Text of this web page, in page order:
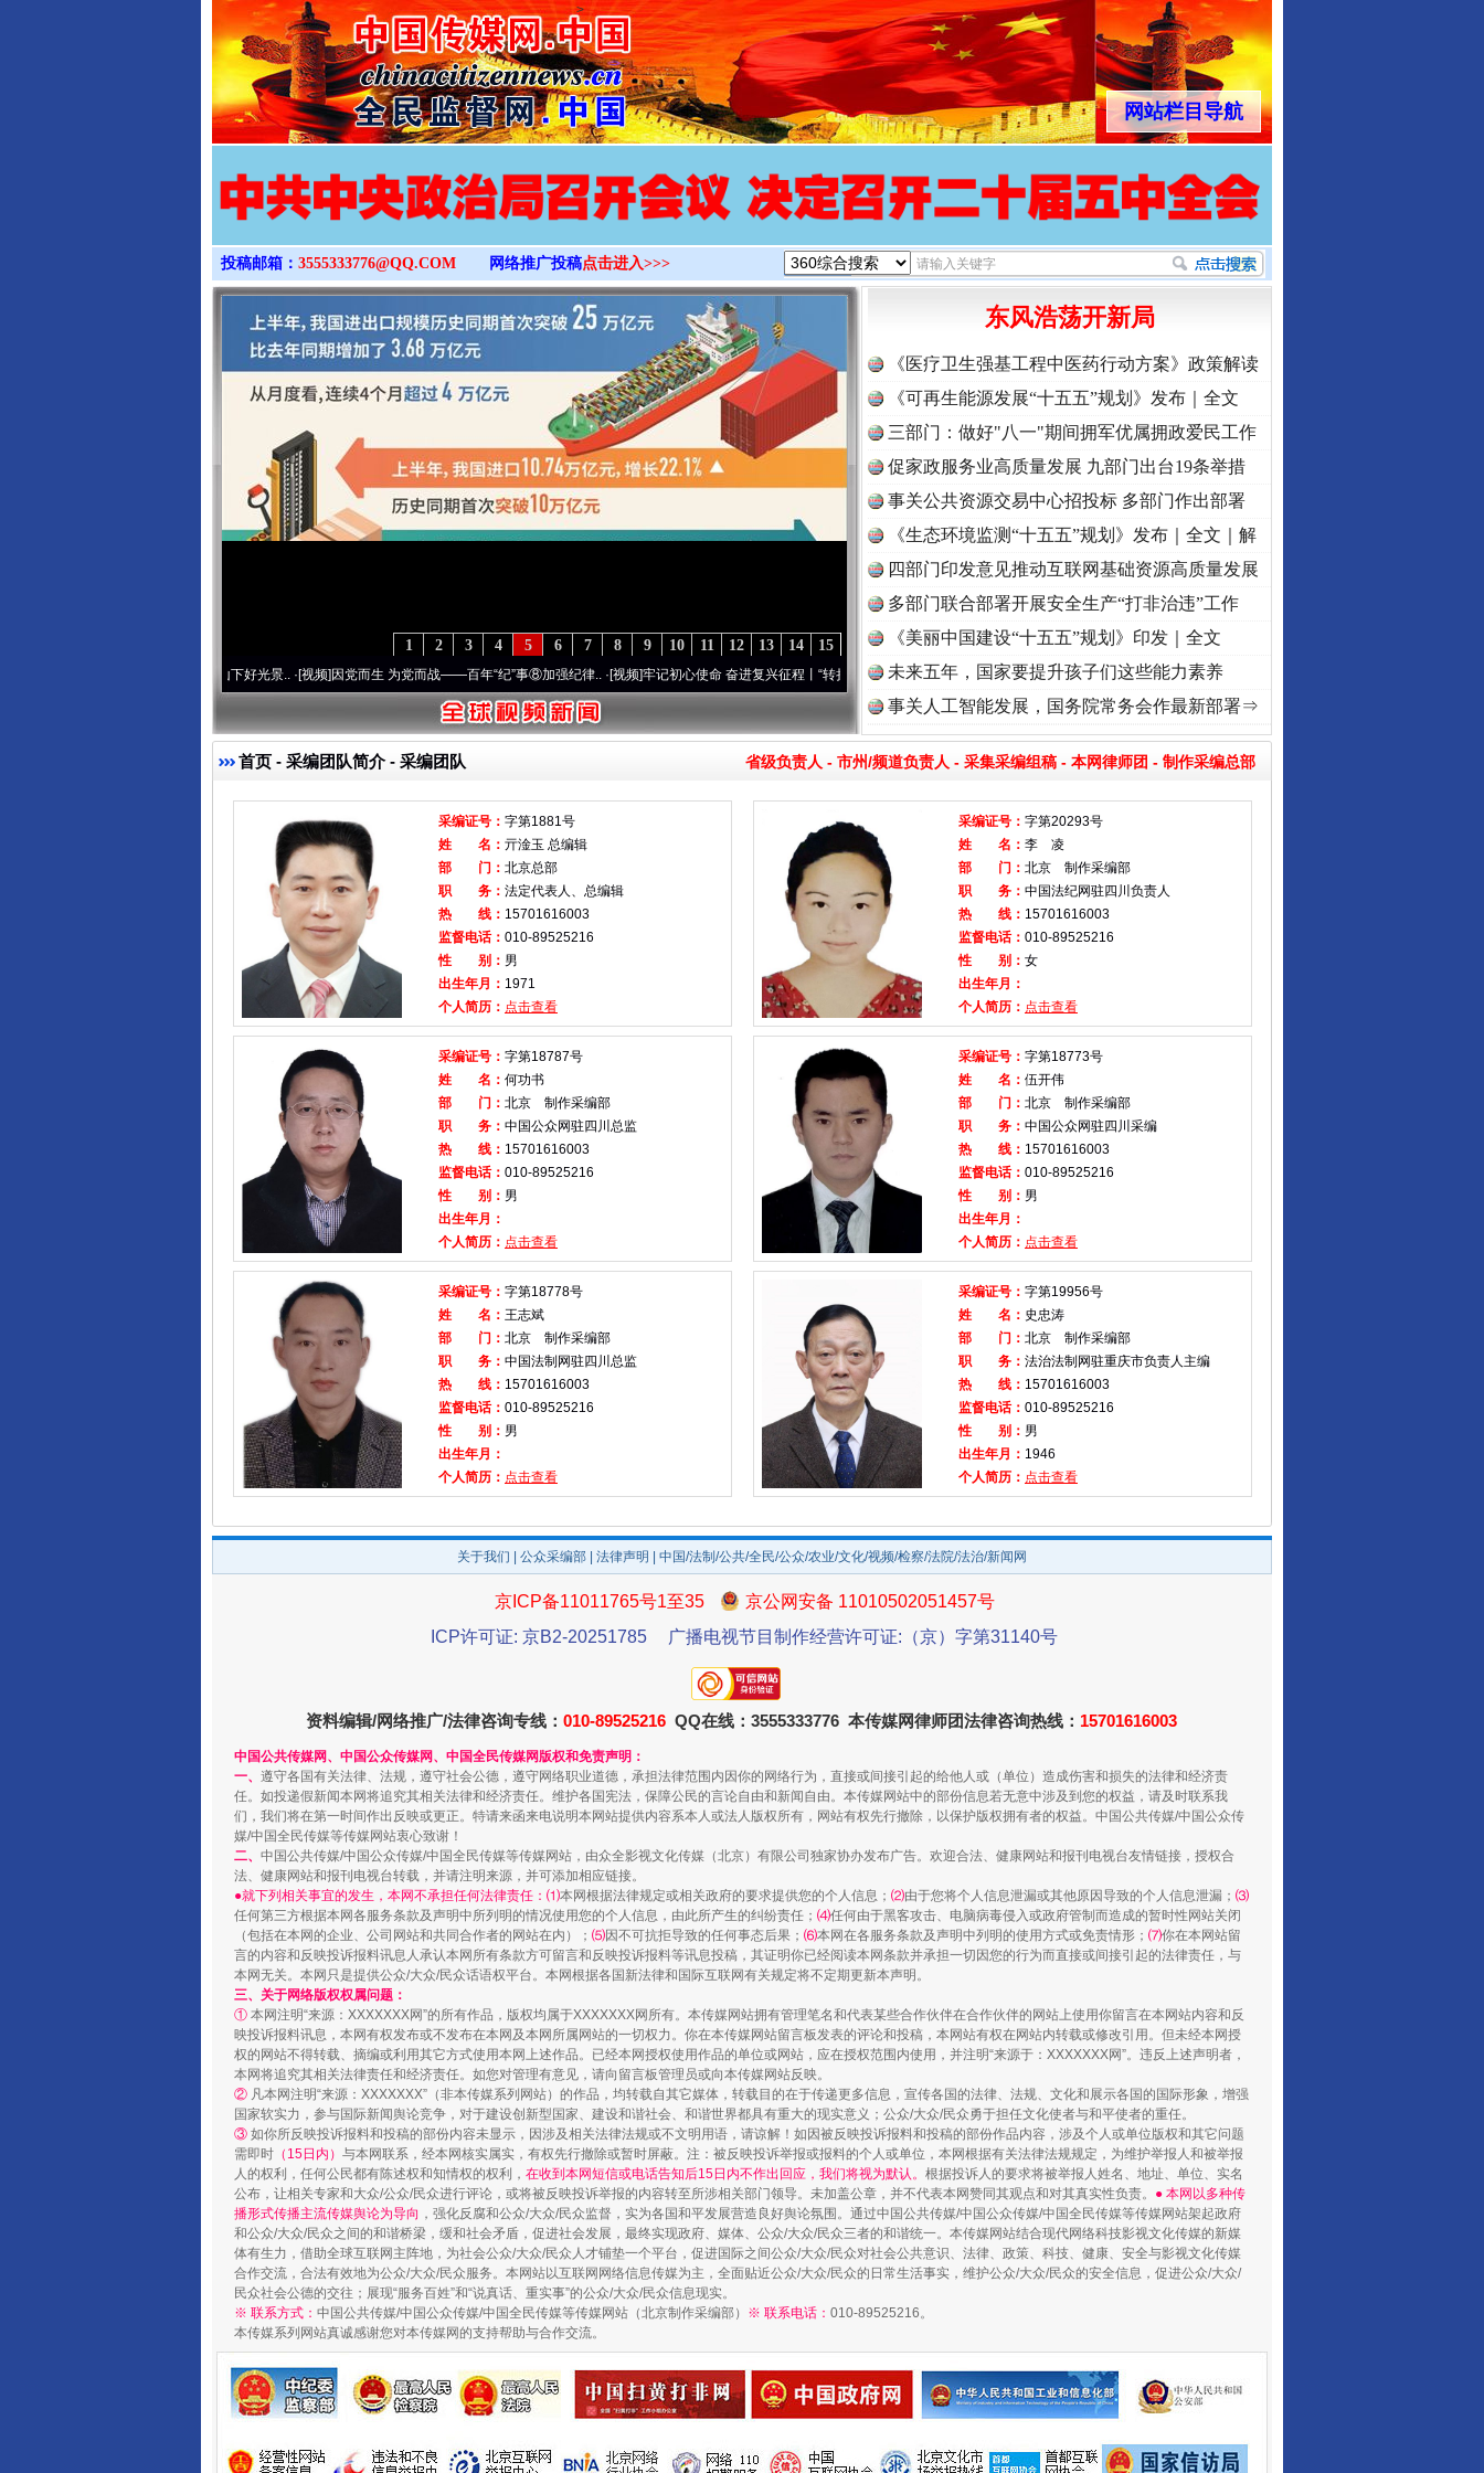
>
网站栏目导航
投稿邮箱： 3555333776@QQ.COM 网络推广投稿点击进入>>>
15
14
13
12
11
10
9
8
7
6
5
4
3
2
1
初心使命 奋进复兴征程丨宝塔山下好光景..·[视频] 因党而生 为党而战——百年“纪”事⑧加强纪律..·[视频] 牢记初心使命 奋进复兴征程丨“转折之城”激荡..·[视频]牢记初心使命 奋进复兴征程丨红船起航处 潮起..·[视频]
东风浩荡开新局
《医疗卫生强基工程中医药行动方案》政策解读
《可再生能源发展“十五五”规划》发布｜全文
三部门：做好"八一"期间拥军优属拥政爱民工作
促家政服务业高质量发展 九部门出台19条举措
事关公共资源交易中心招投标 多部门作出部署
《生态环境监测“十五五”规划》发布｜全文｜解
读
四部门印发意见推动互联网基础资源高质量发展
多部门联合部署开展安全生产“打非治违”工作
《美丽中国建设“十五五”规划》印发｜全文
未来五年，国家要提升孩子们这些能力素养
事关人工智能发展，国务院常务会作最新部署⇒
首页 - 采编团队简介- 采编团队 省级负责人 - 市州/频道负责人 - 采集采编组稿 - 本网律师团 - 制作采编总部
采编证号： 字第1881号
姓 名： 亓淦玉 总编辑
部 门： 北京总部
职 务： 法定代表人、总编辑
热 线： 15701616003
监督电话： 010-89525216
性 别： 男
出生年月： 1971
个人简历： 点击查看
采编证号： 字第20293号
姓 名： 李 凌
部 门： 北京 制作采编部
职 务： 中国法纪网驻四川负责人
热 线： 15701616003
监督电话： 010-89525216
性 别： 女
出生年月：
个人简历： 点击查看
采编证号： 字第18787号
姓 名： 何功书
部 门： 北京 制作采编部
职 务： 中国公众网驻四川总监
热 线： 15701616003
监督电话： 010-89525216
性 别： 男
出生年月：
个人简历： 点击查看
采编证号： 字第18773号
姓 名： 伍开伟
部 门： 北京 制作采编部
职 务： 中国公众网驻四川采编
热 线： 15701616003
监督电话： 010-89525216
性 别： 男
出生年月：
个人简历： 点击查看
采编证号： 字第18778号
姓 名： 王志斌
部 门： 北京 制作采编部
职 务： 中国法制网驻四川总监
热 线： 15701616003
监督电话： 010-89525216
性 别： 男
出生年月：
个人简历： 点击查看
采编证号： 字第19956号
姓 名： 史忠涛
部 门： 北京 制作采编部
职 务： 法治法制网驻重庆市负责人主编
热 线： 15701616003
监督电话： 010-89525216
性 别： 男
出生年月： 1946
个人简历： 点击查看
关于我们 公众采编部 法律声明 | 中国/法制/公共/全民/公众/农业/文化/视频/检察/法院/法治/新闻网
京ICP备11011765号1至35
京公网安备 11010502051457号
ICP许可证: 京B2-20251785
广播电视节目制作经营许可证:（京）字第31140号
资料编辑/网络推广/法律咨询专线： 010-89525216 QQ在线：3555333776 本传媒网律师团法律咨询热线： 15701616003
中国公共传媒网、中国公众传媒网、中国全民传媒网版权和免责声明：
一、 遵守各国有关法律、法规，遵守社会公德，遵守网络职业道德，承担法律范围内因你的网络行为，直接或间接引起的给他人或（单位）造成伤害和损失的法律和经济责
任。如投递假新闻本网将追究其相关法律和经济责任。维护各国宪法，保障公民的言论自由和新闻自由。本传媒网站中的部份信息若无意中涉及到您的权益，请及时联系我
们，我们将在第一时间作出反映或更正。特请来函来电说明本网站提供内容系本人或法人版权所有，网站有权先行撤除，以保护版权拥有者的权益。中国公共传媒/中国公众传
媒/中国全民传媒等传媒网站衷心致谢！
二、 中国公共传媒/中国公众传媒/中国全民传媒等传媒网站，由众全影视文化传媒（北京）有限公司独家协办发布广告。欢迎合法、健康网站和报刊电视台友情链接，授权合
法、健康网站和报刊电视台转载，并请注明来源，并可添加相应链接。
●就下列相关事宜的发生，本网不承担任何法律责任：⑴本网根据法律规定或相关政府的要求提供您的个人信息； ⑵由于您将个人信息泄漏或其他原因导致的个人信息泄漏； ⑶
任何第三方根据本网各服务条款及声明中所列明的情况使用您的个人信息，由此所产生的纠纷责任； ⑷任何由于黑客攻击、电脑病毒侵入或政府管制而造成的暂时性网站关闭
（包括在本网的企业、公司网站和共同合作者的网站在内）； ⑸因不可抗拒导致的任何事态后果； ⑹本网在各服务条款及声明中列明的使用方式或免责情形； ⑺你在本网站留
言的内容和反映投诉报料讯息人承认本网所有条款方可留言和反映投诉报料等讯息投稿，其证明你已经阅读本网条款并承担一切因您的行为而直接或间接引起的法律责任，与
本网无关。本网只是提供公众/大众/民众话语权平台。本网根据各国新法律和国际互联网有关规定将不定期更新本声明。
三、关于网络版权权属问题：
① 本网注明“来源：XXXXXXX网”的所有作品，版权均属于XXXXXXX网所有。本传媒网站拥有管理笔名和代表某些合作伙伴在合作伙伴的网站上使用你留言在本网站内容和反
映投诉报料讯息，本网有权发布或不发布在本网及本网所属网站的一切权力。你在本传媒网站留言板发表的评论和投稿，本网站有权在网站内转载或修改引用。但未经本网授
权的网站不得转载、摘编或利用其它方式使用本网上述作品。已经本网授权使用作品的单位或网站，应在授权范围内使用，并注明“来源于：XXXXXXX网”。违反上述声明者，
本网将追究其相关法律责任和经济责任。如您对管理有意见，请向留言板管理员或向本传媒网站反映。
② 凡本网注明“来源：XXXXXXX”（非本传媒系列网站）的作品，均转载自其它媒体，转载目的在于传递更多信息，宣传各国的法律、法规、文化和展示各国的国际形象，增强
国家软实力，参与国际新闻舆论竞争，对于建设创新型国家、建设和谐社会、和谐世界都具有重大的现实意义；公众/大众/民众勇于担任文化使者与和平使者的重任。
③ 如你所反映投诉报料和投稿的部份内容未显示，因涉及相关法律法规或不文明用语，请谅解！如因被反映投诉报料和投稿的部份作品内容，涉及个人或单位版权和其它问题
需即时 （15日内） 与本网联系，经本网核实属实，有权先行撤除或暂时屏蔽。注：被反映投诉举报或报料的个人或单位，本网根据有关法律法规规定，为维护举报人和被举报
人的权利，任何公民都有陈述权和知情权的权利， 在收到本网短信或电话告知后15日内不作出回应，我们将视为默认。 根据投诉人的要求将被举报人姓名、地址、单位、实名
公布，让相关专家和大众/公众/民众进行评论，或将被反映投诉举报的内容转至所涉相关部门领导。未加盖公章，并不代表本网赞同其观点和对其真实性负责。 ● 本网以多种传
播形式传播主流传媒舆论为导向 ，强化反腐和公众/大众/民众监督，实为各国和平发展营造良好舆论氛围。通过中国公共传媒/中国公众传媒/中国全民传媒等传媒网站架起政府
和公众/大众/民众之间的和谐桥梁，缓和社会矛盾，促进社会发展，最终实现政府、媒体、公众/大众/民众三者的和谐统一。本传媒网站结合现代网络科技影视文化传媒的新媒
体有生力，借助全球互联网主阵地，为社会公众/大众/民众人才铺垫一个平台，促进国际之间公众/大众/民众对社会公共意识、法律、政策、科技、健康、安全与影视文化传媒
合作交流，合法有效地为公众/大众/民众服务。本网站以互联网网络信息传媒为主，全面贴近公众/大众/民众的日常生活事实，维护公众/大众/民众的安全信息，促进公众/大众/
民众社会公德的交往；展现“服务百姓”和“说真话、重实事”的公众/大众/民众信息现实。
※ 联系方式： 中国公共传媒/中国公众传媒/中国全民传媒等传媒网站（北京制作采编部） ※ 联系电话： 010-89525216。
本传媒系列网站真诚感谢您对本传媒网的支持帮助与合作交流。